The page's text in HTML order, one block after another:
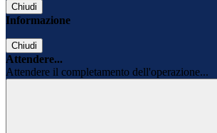
Chiudi
Informazione
Chiudi
Attendere...
Attendere il completamento dell'operazione...